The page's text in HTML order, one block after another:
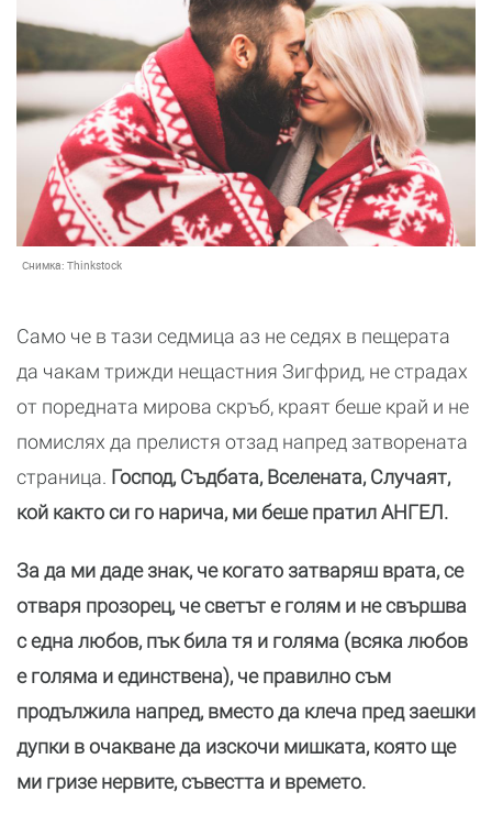
Снимка: Thinkstock
Само че в тази седмица аз не седях в пещерата
да чакам трижди нещастния Зигфрид, не страдах
от поредната мирова скръб, краят беше край и не
помислях да прелистя отзад напред затворената
страница. Господ, Съдбата, Вселената, Случаят,
кой както си го нарича, ми беше пратил АНГЕЛ.
За да ми даде знак, че когато затваряш врата, се
отваря прозорец, че светът е голям и не свършва
с една любов, пък била тя и голяма (всяка любов
е голяма и единствена), че правилно съм
продължила напред, вместо да клеча пред заешки
дупки в очакване да изскочи мишката, която ще
ми гризе нервите, съвестта и времето.